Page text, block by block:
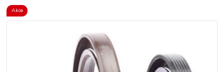
Akce